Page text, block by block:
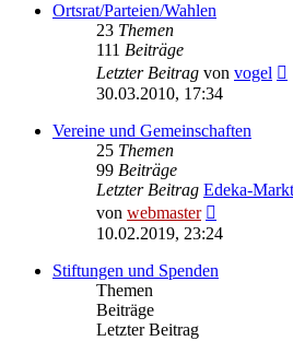
Ortsrat/Parteien/Wahlen
23 Themen
111 Beiträge
Letzter Beitrag von vogel
30.03.2010, 17:34
Vereine und Gemeinschaften
25 Themen
99 Beiträge
Letzter Beitrag Edeka-
von webmaster
Beitrag
10.02.2019, 23:24
Stiftungen und Spenden
Themen
Beiträge
Letzter Beitrag